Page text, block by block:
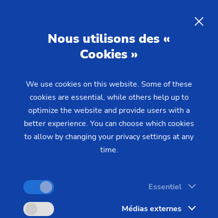
Produits & Services Machines
Tours
Arbres – USC/HSC
HSC 1
Nous utilisons des «
Cookies »
We use cookies on this website. Some of these
cookies are essential, while others help up to
optimize the website and provide users with a
better experience. You can choose which cookies
to allow by changing your privacy settings at any
time.
Essentiel
Médias externes